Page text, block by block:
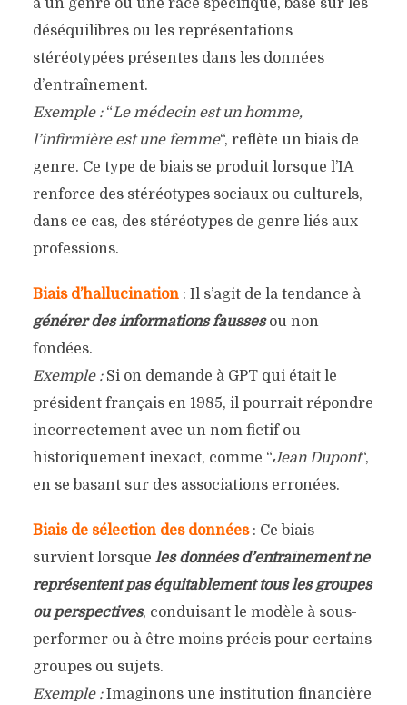
déséquilibres ou les représentations
stéréotypées présentes dans les données
d’entraînement.
Exemple :“Le médecin est un homme,
l’infirmière est une femme“, reflète un biais de
genre. Ce type de biais se produit lorsque l’IA
renforce des stéréotypes sociaux ou culturels,
dans ce cas, des stéréotypes de genre liés aux
professions.
Biais d’hallucination: Il s’agit de la tendance à
générer des informations faussesou non
fondées.
Exemple :Si on demande à GPT qui était le
président français en 1985, il pourrait répondre
incorrectement avec un nom fictif ou
historiquement inexact, comme “Jean Dupont“,
en se basant sur des associations erronées.
Biais de sélection des données: Ce biais
survient lorsque les données d’entraînement ne
représentent pas équitablement tous les groupes
ou perspectives, conduisant le modèle à sous-
performer ou à être moins précis pour certains
groupes ou sujets.
Exemple :Imaginons une institution financière